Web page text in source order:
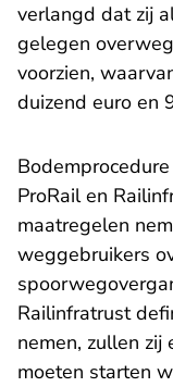
verlangd dat zij
gelegen
voorzien,
duizend euro en
ProRail en
maatregelen
weggebruikers
Railinfratrust
nemen, zullen zij
moeten starten